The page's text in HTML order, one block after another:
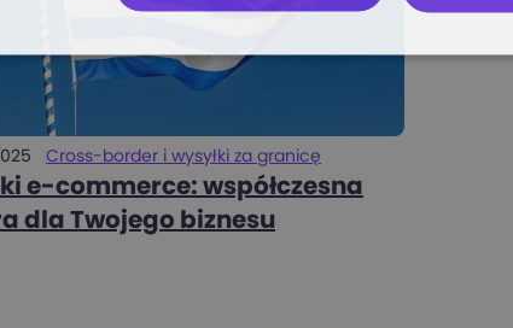
Cross-border i wysyłki za granicę
e-commerce: współczesna
dla Twojego biznesu